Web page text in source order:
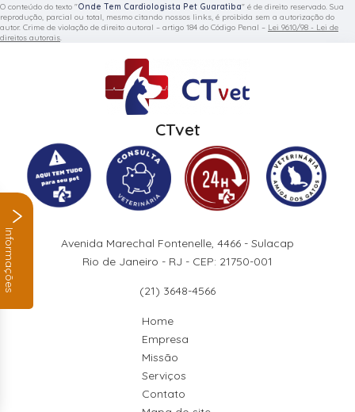
O conteúdo do texto "Onde Tem Cardiologista Pet Guaratiba" é de direito reservado. Sua
reprodução, parcial ou total, mesmo citando nossos links, é proibida sem a autorização do
autor. Crime de violação de direito autoral – artigo 184 do Código Penal – Lei 9610/98 - Lei de
direitos autorais.
CTvet
Avenida Marechal Fontenelle, 4466 - Sulacap
Rio de Janeiro - RJ - CEP: 21750-001
(21) 3648-4566
Home
Empresa
Missão
Serviços
Contato
Informações